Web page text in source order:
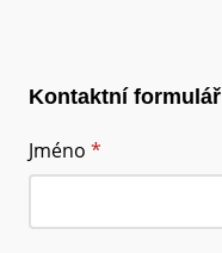
Kontaktní formulář
Jméno *